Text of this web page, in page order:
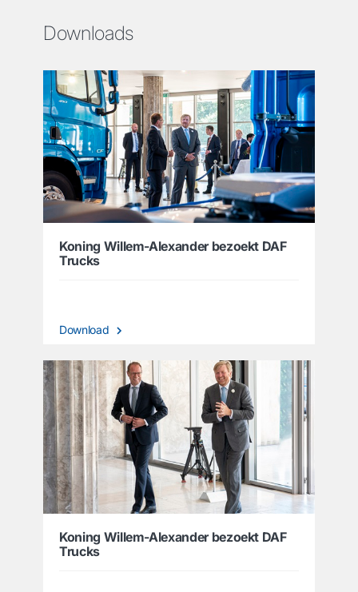
Downloads
Koning Willem-Alexander bezoekt DAF
Trucks
Download
Koning Willem-Alexander bezoekt DAF
Trucks